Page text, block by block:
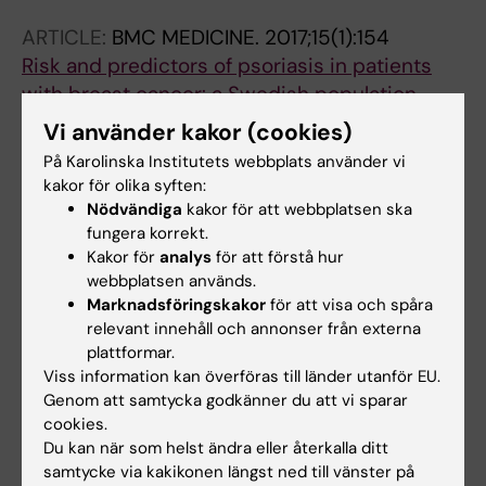
Dunning AM; Allen J; Luccarini C; Pooley KA;
Simard J; Dorling L; Easton DF; Teo SH; Hall P;
Czene K
ARTICLE: BMC MEDICINE. 2017;15(1):154
Risk and predictors of psoriasis in patients
with breast cancer: a Swedish population-
based cohort study
Yang H; Brand JS; Li J; Ludvigsson JF; Ugalde-
Morales E; Chiesa F; Hall P; Czene KAlla författare
ARTICLE:SCIENTIFIC REPORTS.2017;7(1):5942
Common shared genetic variation behind
decreased risk of breast cancer in celiac
disease
Ugalde-Morales E; Li J; Humphreys K;
Ludvigsson JF; Yang H; Hall P; Czene K
JOURNAL ARTICLE:BRITISH JOURNAL OF
NUTRITION.2013;109(5):894-897
Gastrointestinal symptoms and weight loss in
Vi använder kakor (cookies)
På Karolinska Institutets webbplats använder vi
kakor för olika syften:
Nödvändiga kakor för att webbplatsen ska
fungera korrekt.
Kakor för analys för att förstå hur
webbplatsen används.
Marknadsföringskakor för att visa och spåra
relevant innehåll och annonser från externa
plattformar.
Viss information kan överföras till länder utanför EU.
Genom att samtycka godkänner du att vi sparar
cookies.
Du kan när som helst ändra eller återkalla ditt
samtycke via kakikonen längst ned till vänster på